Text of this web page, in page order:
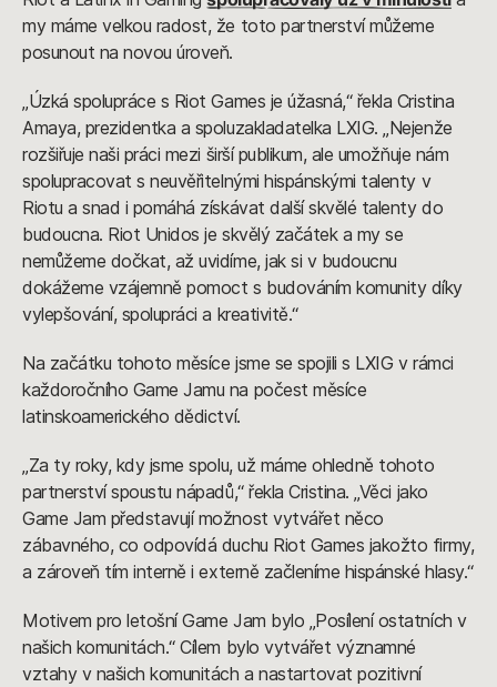
my máme velkou radost, že toto partnerství můžeme
posunout na novou úroveň.
„Úzká spolupráce s Riot Games je úžasná,“ řekla Cristina
Amaya, prezidentka a spoluzakladatelka LXIG. „Nejenže
rozšiřuje naši práci mezi širší publikum, ale umožňuje nám
spolupracovat s neuvěřitelnými hispánskými talenty v
Riotu a snad i pomáhá získávat další skvělé talenty do
budoucna. Riot Unidos je skvělý začátek a my se
nemůžeme dočkat, až uvidíme, jak si v budoucnu
dokážeme vzájemně pomoct s budováním komunity díky
vylepšování, spolupráci a kreativitě.“
Na začátku tohoto měsíce jsme se spojili s LXIG v rámci
každoročního Game Jamu na počest měsíce
latinskoamerického dědictví.
„Za ty roky, kdy jsme spolu, už máme ohledně tohoto
partnerství spoustu nápadů,“ řekla Cristina. „Věci jako
Game Jam představují možnost vytvářet něco
zábavného, co odpovídá duchu Riot Games jakožto firmy,
a zároveň tím interně i externě začleníme hispánské hlasy.“
Motivem pro letošní Game Jam bylo „Posílení ostatních v
našich komunitách.“ Cílem bylo vytvářet významné
vztahy v našich komunitách a nastartovat pozitivní